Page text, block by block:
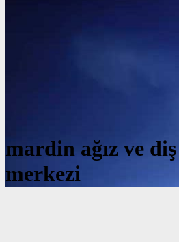
mardin ağız ve diş
merkezi